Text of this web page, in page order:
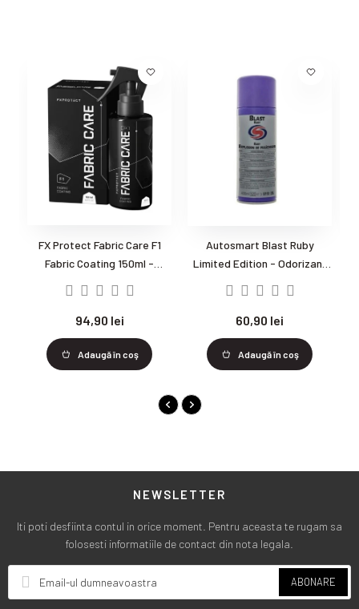
FX Protect Fabric Care F1
Fabric Coating 150ml -
impermeabilizare textile
94,90 lei
Adaugă în coş
Autosmart Blast Ruby
Limited Edition - Odorizant
60,90 lei
Adaugă în coş
NEWSLETTER
Iti poti desfiinta contul in orice moment. Pentru aceasta te rugam sa
folosesti informatiile de contact din nota legala.
ABONARE